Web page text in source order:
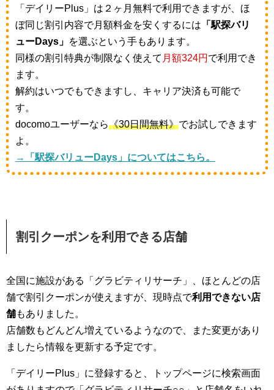
「デイリーPlus」は２ヶ月無料で利用できますが、ほ
ぼ同じ割引内容で月額料金を安くするには 「駅探バリ
ューDays」 を選ぶという手もあります。
同様の割引特典が制限なく使えて 月額324円 で利用でき
ます。
解約はいつでもできますし、キャリア決済も可能で
す。
docomoユーザーなら《30日間無料》でお試しできます
よ。
→「駅探バリューDays」についてはこちら。
割引クーポンを利用できる店舗
全国に施設がある「グラビティリサーチ」、ほとんどの店
舗で割引クーポンが使えますが、現時点で利用できない店
舗もありました。
店舗数もどんどん増えているようなので、また変更があり
ましたら情報を更新する予定です。
「デイリーPlus」に登録すると、トップページに検索画面